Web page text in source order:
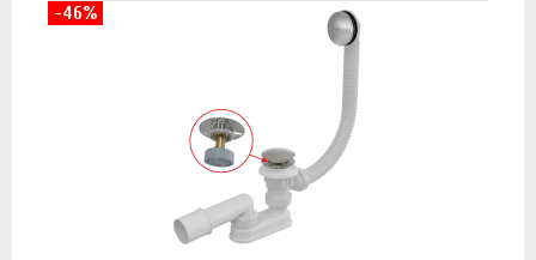
-46%